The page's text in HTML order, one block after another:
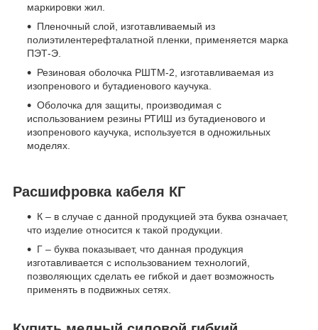
маркировки жил.
Пленочный слой, изготавливаемый из
полиэтилентерефталатной пленки, применяется марка
ПЭТ-Э.
Резиновая оболочка РШТМ-2, изготавливаемая из
изопренового и бутадиенового каучука.
Оболочка для защиты, производимая с
использованием резины РТИШ из бутадиенового и
изопренового каучука, используется в одножильных
моделях.
Расшифровка кабеля КГ
К – в случае с данной продукцией эта буква означает,
что изделие относится к такой продукции.
Г – буква показывает, что данная продукция
изготавливается с использованием технологий,
позволяющих сделать ее гибкой и дает возможность
применять в подвижных сетях.